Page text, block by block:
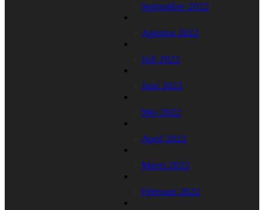
September 2022
Agustus 2022
Juli 2022
Juni 2022
Mei 2022
April 2022
Maret 2022
Februari 2022